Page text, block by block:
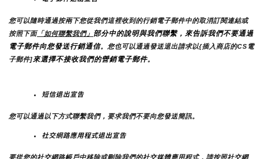
您可以隨時通過按兩下您從我們這裡收到的行銷電子郵件中的取消訂閱連結或
按照下面「如何聯繫我們」 部分中的說明與我們聯繫，來告訴我們不要通過
電子郵件向您發送行銷通信。您也可以通過發送退出請求以{插入商店的CS電
子郵件]來選擇不接收我們的營銷電子郵件。
短信退出宣告
您可以通過以下方式聯繫我們，要求我們不要向您發送簡訊。
社交網路應用程式退出宣告
要從您的社交網路帳戶中移除或刪除我們的社交媒體應用程式，請按照社交網